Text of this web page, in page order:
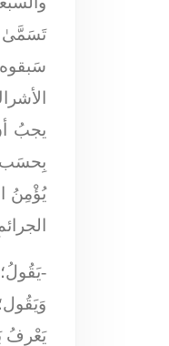
تَسَمَّىٰ
يجبُ
بِحسَب
يُؤْمِنُ
-
يَعْرِفُ